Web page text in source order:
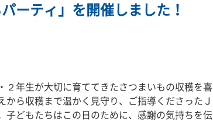
ーティ」を開催しました！
年生が大切に育ててきたさつまいもの収穫を
ら収穫まで温かく見守り、ご指導くださった
子どもたちはこの日のために、感謝の気持ちを